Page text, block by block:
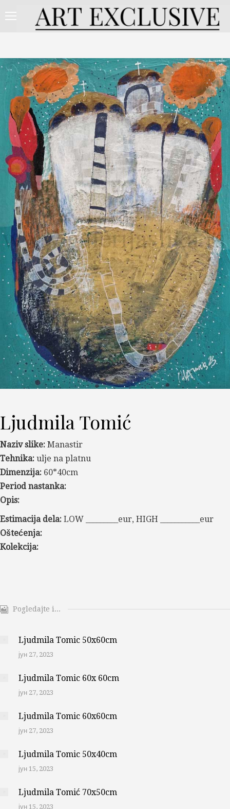
Ljudmila Tomić
Naziv slike: Manastir
Tehnika: ulje na platnu
Dimenzija: 60*40cm
Period nastanka:
Opis:
Estimacija dela: LOW _________eur, HIGH ___________eur
Oštećenja:
Kolekcija:
Pogledajte i...
Ljudmila Tomic 50x60cm
јун 27, 2023
Ljudmila Tomic 60x 60cm
јун 27, 2023
Ljudmila Tomic 60x60cm
јун 27, 2023
Ljudmila Tomic 50x40cm
јун 15, 2023
Ljudmila Tomić 70x50cm
јун 15, 2023